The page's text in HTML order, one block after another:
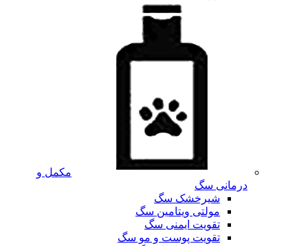
مکمل و
درمانی سگ
شیرخشک سگ
مولتی ویتامین سگ
تقویت ایمنی سگ
تقویت پوست و مو سگ